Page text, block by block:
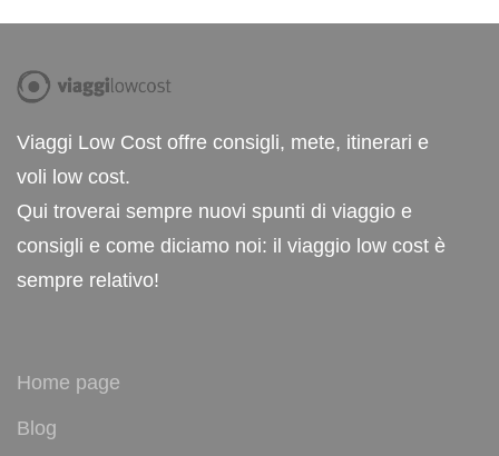
Viaggi Low Cost offre consigli, mete, itinerari e
voli low cost.
Qui troverai sempre nuovi spunti di viaggio e
consigli e come diciamo noi: il viaggio low cost è
sempre relativo!
Home page
Blog